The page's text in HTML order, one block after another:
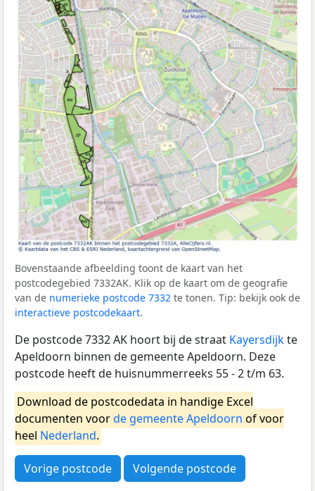
Bovenstaande afbeelding toont de kaart van het
postcodegebied 7332AK. Klik op de kaart om de geografie
van de numerieke postcode 7332 te tonen. Tip: bekijk ook de
interactieve postcodekaart.
De postcode 7332 AK hoort bij de straat Kayersdijkte
Apeldoorn binnen de gemeente Apeldoorn. Deze
postcode heeft de huisnummerreeks 55 - 2 t/m 63.
Download de postcodedata in handige Excel
documenten voorde gemeente Apeldoorn of voor
heel Nederland.
Vorige postcode Volgende postcode